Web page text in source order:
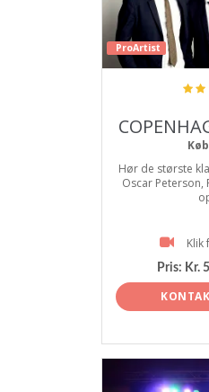
ProArtist
Hør de største
Oscar Peterson,
Klik
Pris: Kr.